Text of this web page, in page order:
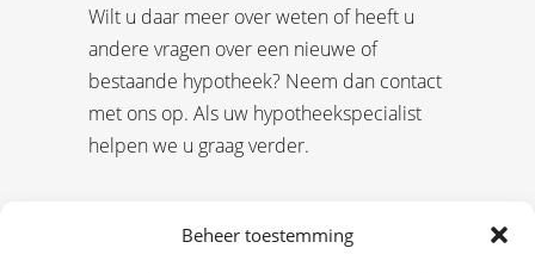
Beheer toestemming
Wilt u daar meer over weten of heeft u
andere vragen over een nieuwe of
bestaande hypotheek? Neem dan contact
met ons op. Als uw hypotheekspecialist
helpen we u graag verder.